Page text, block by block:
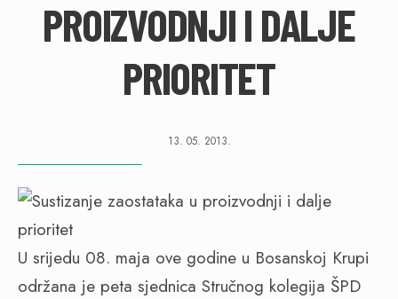
PROIZVODNJI I DALJE
PRIORITET
13. 05. 2013.
U srijedu 08. maja ove godine u Bosanskoj Krupi
održana je peta sjednica Stručnog kolegija ŠPD